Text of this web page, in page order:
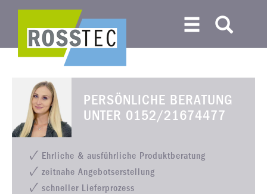
PERSÖNLICHE BERATUNG
UNTER 0152/21674477
Ehrliche & ausführliche Produktberatung
zeitnahe Angebotserstellung
schneller Lieferprozess